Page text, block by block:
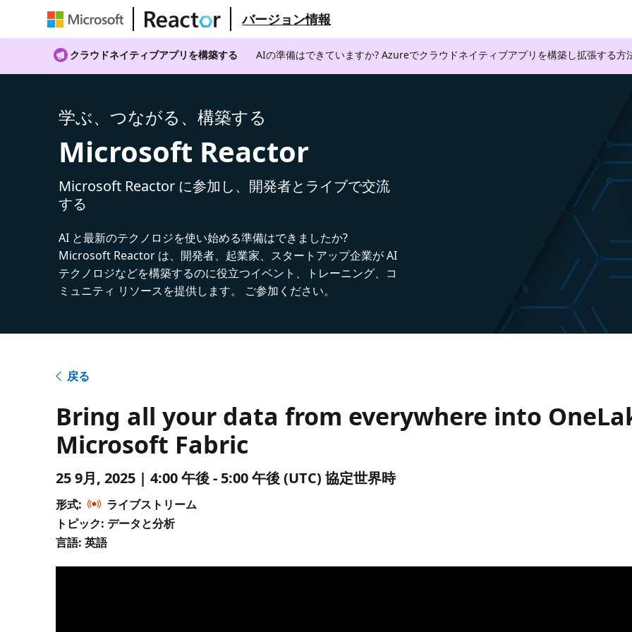
バージョン情報
クラウドネイティブアプリを構築する AIの準備はできていますか? Azureでクラウドネイティブアプリを構築し拡張する方
学ぶ、つながる、構築する
Microsoft Reactor
Microsoft Reactor に参加し、開発者とライブで交流
する
AI と最新のテクノロジを使い始める準備はできましたか?
Microsoft Reactor は、開発者、起業家、スタートアップ企業が AI
テクノロジなどを構築するのに役立つイベント、トレーニング、コ
ミュニティ リソースを提供します。 ご参加ください。
戻る
Bring all your data from everywhere into
Microsoft Fabric
25 9月, 2025 | 4:00 午後 - 5:00 午後 (UTC) 協定世界時
形式:
ライブストリーム
トピック: データと分析
言語: 英語